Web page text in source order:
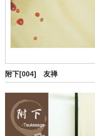
附下[004] 友禅